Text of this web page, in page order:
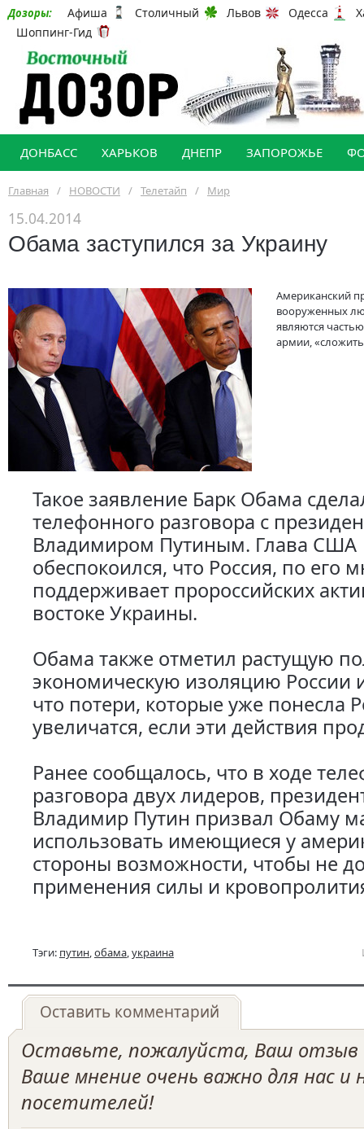
Дозоры: Афиша Столичный Львов Одесса
Шоппинг-Гид
ДОНБАСС ХАРЬКОВ ДНЕПР ЗАПОРОЖЬЕ
Главная / НОВОСТИ / Телетайп / Мир
15.04.2014
Обама заступился за Украину
Американский
вооруженных
являются
армии,
Такое заявление Барк Обама
телефонного разговора с
Владимиром Путиным. Глава США
обеспокоился, что Россия, по его
поддерживает пророссийских
востоке Украины.
Обама также отметил растущую
экономическую изоляцию России
что потери, которые уже понесла
увеличатся, если эти действия
Ранее сообщалось, что в ходе
разговора двух лидеров,
Владимир Путин призвал Обаму
использовать имеющиеся у
стороны возможности, чтобы не
применения силы и
Тэги: путин,обама,украина
Оставить комментарий
Оставьте, пожалуйста, Ваш отзыв
Ваше мнение очень важно для нас и
посетителей!